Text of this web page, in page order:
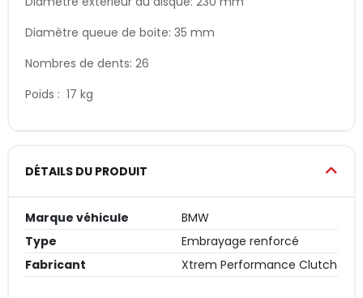
Diamètre queue de boite: 35 mm
Nombres de dents: 26
Poids : 17 kg
DÉTAILS DU PRODUIT
Marque véhicule
BMW
Type
Embrayage renforcé
Fabricant
Xtrem Performance Clutch